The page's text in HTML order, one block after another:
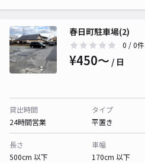
春日町駐車場(2)
0 / 0件
¥450〜 / 日
貸出時間
24時間営業
タイプ
平置き
長さ
500cm 以下
車幅
170cm 以下